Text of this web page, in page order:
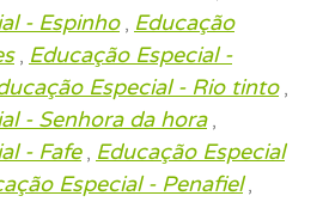
- Espinho, Educação
, Educação Especial -
Especial - Rio tinto,
- Senhora da hora,
- Fafe, Educação Especial
Especial - Penafiel,